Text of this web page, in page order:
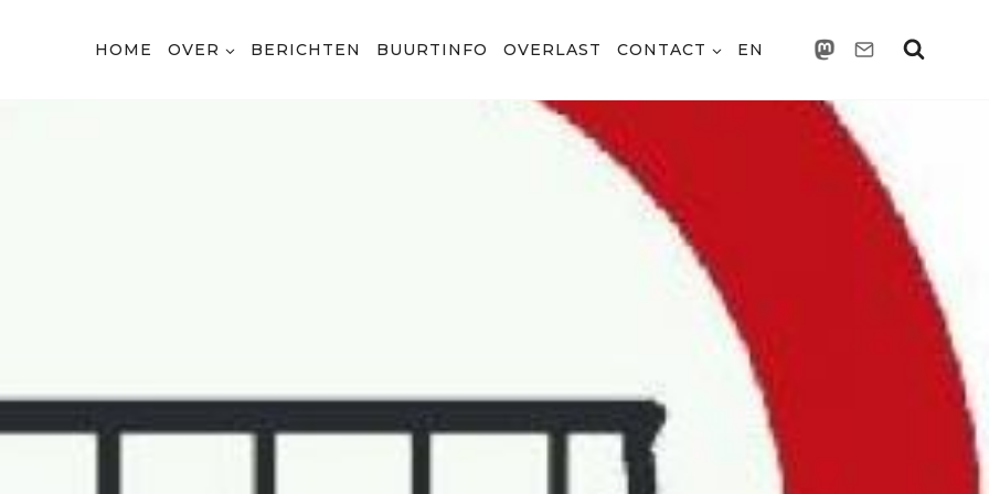
HOME OVER BERICHTEN BUURTINFO OVERLAST CONTACT EN